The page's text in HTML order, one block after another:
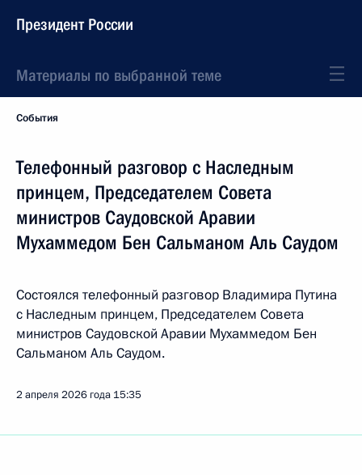
Президент России
Материалы по выбранной теме
События
Телефонный разговор с Наследным
принцем, Председателем Совета
министров Саудовской Аравии
Мухаммедом Бен Сальманом Аль Саудом
Состоялся телефонный разговор Владимира Путина
с Наследным принцем, Председателем Совета
министров Саудовской Аравии Мухаммедом Бен
Сальманом Аль Саудом.
2 апреля 2026 года 15:35